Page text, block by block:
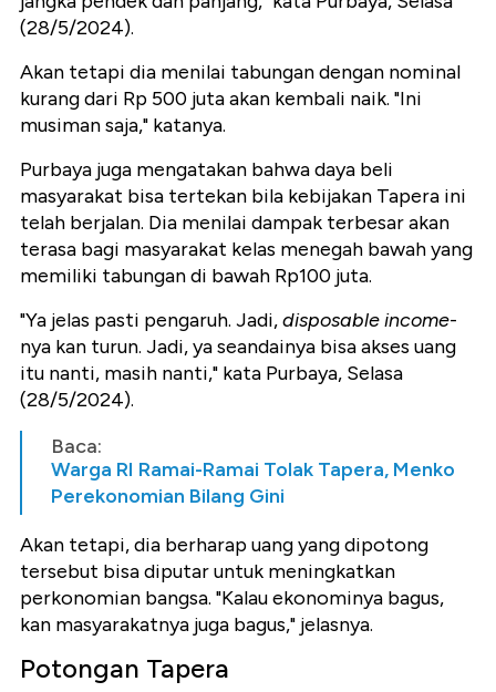
(28/5/2024).
Akan tetapi dia menilai tabungan dengan nominal
kurang dari Rp 500 juta akan kembali naik. "Ini
musiman saja," katanya.
Purbaya juga mengatakan bahwa daya beli
masyarakat bisa tertekan bila kebijakan Tapera ini
telah berjalan. Dia menilai dampak terbesar akan
terasa bagi masyarakat kelas menegah bawah yang
memiliki tabungan di bawah Rp100 juta.
"Ya jelas pasti pengaruh. Jadi,disposable income-
nya kan turun. Jadi, ya seandainya bisa akses uang
itu nanti, masih nanti," kata Purbaya, Selasa
(28/5/2024).
Baca:
Warga RI Ramai-Ramai Tolak Tapera, Menko
Perekonomian Bilang Gini
Akan tetapi, dia berharap uang yang dipotong
tersebut bisa diputar untuk meningkatkan
perkonomian bangsa. "Kalau ekonominya bagus,
kan masyarakatnya juga bagus," jelasnya.
Potongan Tapera